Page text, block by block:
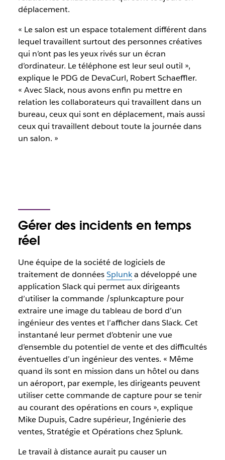
déplacement.
« Le salon est un espace totalement différent dans
lequel travaillent surtout des personnes créatives
qui n’ont pas les yeux rivés sur un écran
d’ordinateur. Le téléphone est leur seul outil »,
explique le PDG de DevaCurl, Robert Schaeffler.
« Avec Slack, nous avons enfin pu mettre en
relation les collaborateurs qui travaillent dans un
bureau, ceux qui sont en déplacement, mais aussi
ceux qui travaillent debout toute la journée dans
un salon. »
Gérer des incidents en temps
réel
Une équipe de la société de logiciels de
traitement de donnéesSplunka développé une
application Slack qui permet aux dirigeants
d’utiliser la commande /splunkcapture pour
extraire une image du tableau de bord d’un
ingénieur des ventes et l’afficher dans Slack. Cet
instantané leur permet d’obtenir une vue
d’ensemble du potentiel de vente et des difficultés
éventuelles d’un ingénieur des ventes. « Même
quand ils sont en mission dans un hôtel ou dans
un aéroport, par exemple, les dirigeants peuvent
utiliser cette commande de capture pour se tenir
au courant des opérations en cours », explique
Mike Dupuis, Cadre supérieur, Ingénierie des
ventes, Stratégie et Opérations chez Splunk.
Le travail à distance aurait pu causer un